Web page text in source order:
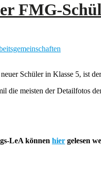
FMG-
Schüler in Klasse 5, ist
die meisten der Detailfotos
LeA können hier gelesen